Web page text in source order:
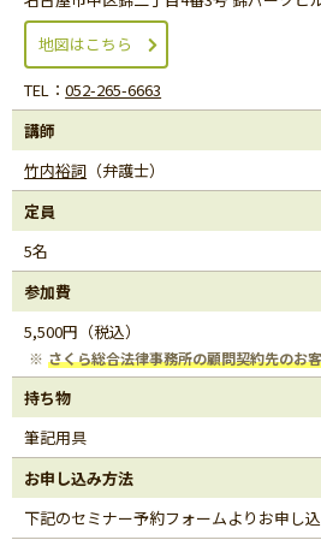
地図はこちら
TEL：052-265-6663
講師
竹内裕詞 （弁護士）
定員
5名
参加費
5,500円（税込）
さくら総合法律事務所の顧問契約先のお
持ち物
筆記用具
お申し込み方法
下記のセミナー予約フォームよりお申し込